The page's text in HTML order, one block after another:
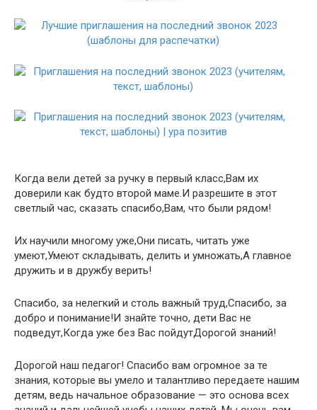
Когда вели детей за ручку в первый класс,Вам их
доверили как будто второй маме.И разрешите в этот
светлый час, сказать спасибо,Вам, что были рядом!
Их научили многому уже,Они писать, читать уже
умеют,Умеют складывать, делить и умножать,А главное
дружить и в дружбу верить!
Спасибо, за нелегкий и столь важный труд,Спасибо, за
добро и понимание!И знайте точно, дети Вас не
подведут,Когда уже без Вас пойдутДорогой знаний!
Дорогой наш педагог! Спасибо вам огромное за те
знания, которые вы умело и талантливо передаете нашим
детям, ведь начальное образование — это основа всех